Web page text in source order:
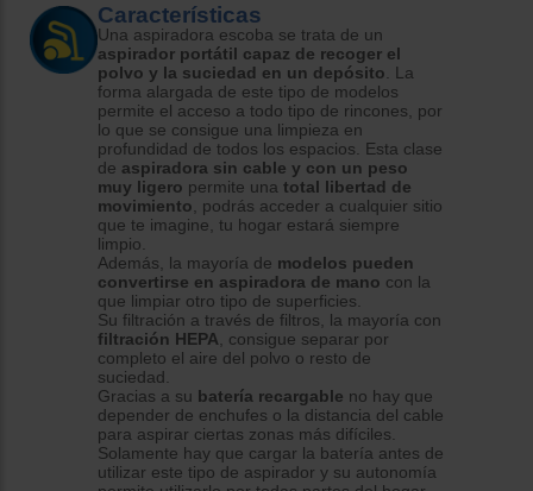
Características
Una aspiradora escoba se trata de un
aspirador portátil capaz de recoger el
polvo y la suciedad en un depósito . La
forma alargada de este tipo de modelos
permite el acceso a todo tipo de rincones, por
lo que se consigue una limpieza en
profundidad de todos los espacios. Esta clase
de aspiradora sin cable y con un peso
muy ligero permite una total libertad de
movimiento , podrás acceder a cualquier sitio
que te imagine, tu hogar estará siempre
limpio.
Además, la mayoría de modelos pueden
convertirse en aspiradora de mano con la
que limpiar otro tipo de superficies.
Su filtración a través de filtros, la mayoría con
filtración HEPA , consigue separar por
completo el aire del polvo o resto de
suciedad.
Gracias a su batería recargable no hay que
depender de enchufes o la distancia del cable
para aspirar ciertas zonas más difíciles.
Solamente hay que cargar la batería antes de
utilizar este tipo de aspirador y su autonomía